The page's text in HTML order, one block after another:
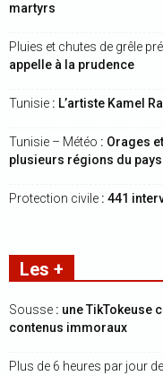
martyrs
Pluies et chutes de grêle
appelle à la prudence
Tunisie : L’artiste Kamel
Tunisie – Météo : Orages
plusieurs régions du pays
Protection civile : 441
Les +
Sousse : une TikTokeuse
contenus immoraux
Plus de 6 heures par jour